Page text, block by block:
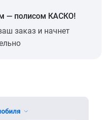
— полисом КАСКО!
заказ и начнет